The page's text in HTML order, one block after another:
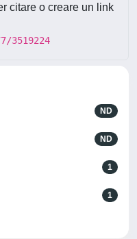
citare o creare un link
3519224
ND
ND
1
1